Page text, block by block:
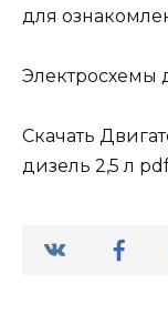
для
Электросхемы
Скачать
дизель 2,5 л